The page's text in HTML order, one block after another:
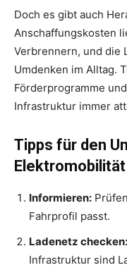
Doch es gibt auch
Anschaffungskosten
Verbrennern, und die
Umdenken im Alltag.
Förderprogramme
Infrastruktur immer
Tipps für den
Elektromobilität
Informieren:
Fahrprofil passt.
Ladenetz checken:
Infrastruktur sind